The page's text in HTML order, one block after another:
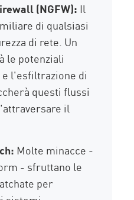
(NGFW): Il
di qualsiasi
di rete. Un
le potenziali
l'esfiltrazione di
questi flussi
il
Molte minacce -
- sfruttano le
per